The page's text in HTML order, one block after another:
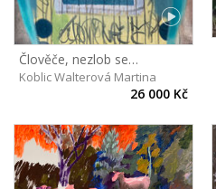
Člověče, nezlob se…
Koblic Walterová Martina
26 000 Kč